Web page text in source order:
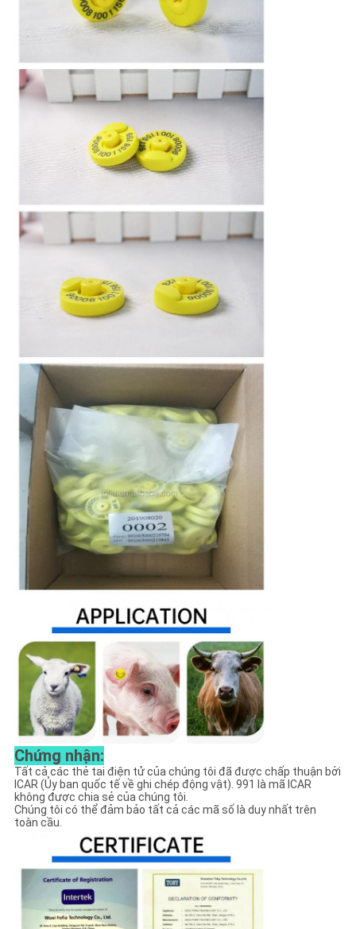
Chứng nhận:
Tất cả các thẻ tai điện tử của chúng tôi đã được chấp thuận bởi
ICAR (Ủy ban quốc tế về ghi chép động vật). 991 là mã ICAR
không được chia sẻ của chúng tôi.
Chúng tôi có thể đảm bảo tất cả các mã số là duy nhất trên
toàn cầu.